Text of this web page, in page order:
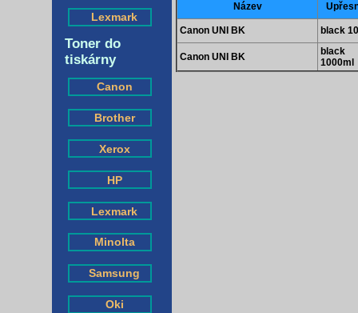
Lexmark
Toner do
tiskárny
Canon
Brother
Xerox
HP
Lexmark
Minolta
Samsung
Oki
Název
Canon UNI BK black
Canon UNI BK
black
1000ml